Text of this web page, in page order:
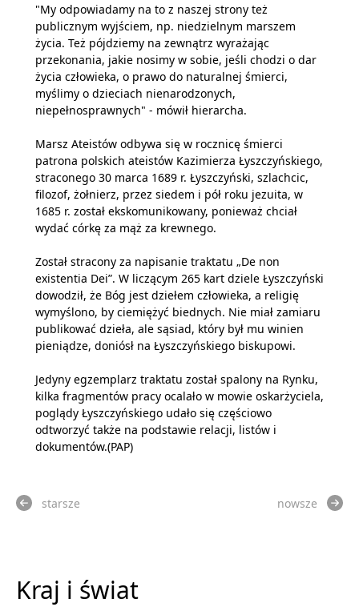
"My odpowiadamy na to z naszej strony też
publicznym wyjściem, np. niedzielnym marszem
życia. Też pójdziemy na zewnątrz wyrażając
przekonania, jakie nosimy w sobie, jeśli chodzi o dar
życia człowieka, o prawo do naturalnej śmierci,
myślimy o dzieciach nienarodzonych,
niepełnosprawnych" - mówił hierarcha.
Marsz Ateistów odbywa się w rocznicę śmierci
patrona polskich ateistów Kazimierza Łyszczyńskiego,
straconego 30 marca 1689 r. Łyszczyński, szlachcic,
filozof, żołnierz, przez siedem i pół roku jezuita, w
1685 r. został ekskomunikowany, ponieważ chciał
wydać córkę za mąż za krewnego.
Został stracony za napisanie traktatu „De non
existentia Dei”. W liczącym 265 kart dziele Łyszczyński
dowodził, że Bóg jest dziełem człowieka, a religię
wymyślono, by ciemiężyć biednych. Nie miał zamiaru
publikować dzieła, ale sąsiad, który był mu winien
pieniądze, doniósł na Łyszczyńskiego biskupowi.
Jedyny egzemplarz traktatu został spalony na Rynku,
kilka fragmentów pracy ocalało w mowie oskarżyciela,
poglądy Łyszczyńskiego udało się częściowo
odtworzyć także na podstawie relacji, listów i
dokumentów.(PAP)
starsze nowsze
Kraj i świat